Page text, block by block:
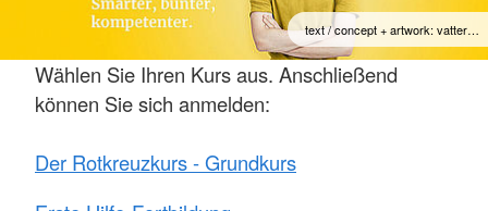
text / concept + artwork: vatter…
Wählen Sie Ihren Kurs aus. Anschließend
können Sie sich anmelden:
Der Rotkreuzkurs- Grundkurs